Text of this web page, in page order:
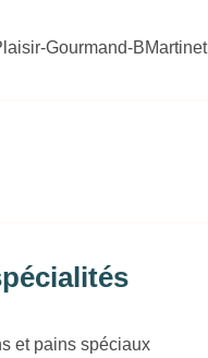
Gourmand-BMartinet
et pains spéciaux